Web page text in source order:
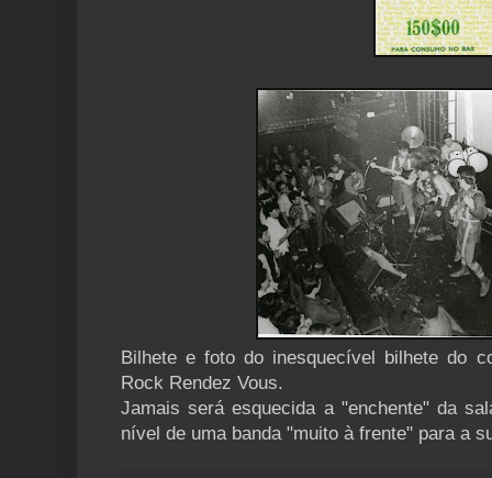
Bilhete e foto do inesquecível bilhete do
Rock Rendez Vous.
Jamais será esquecida a "enchente" da
nível de uma banda "muito à frente" para a